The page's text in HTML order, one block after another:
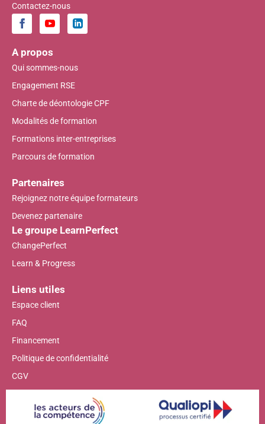
Contactez-nous
A propos
Qui sommes-nous
Engagement RSE
Charte de déontologie CPF
Modalités de formation
Formations inter-entreprises
Parcours de formation
Partenaires
Rejoignez notre équipe formateurs
Devenez partenaire
Le groupe LearnPerfect
ChangePerfect
Learn & Progress
Liens utiles
Espace client
FAQ
Financement
Politique de confidentialité
CGV